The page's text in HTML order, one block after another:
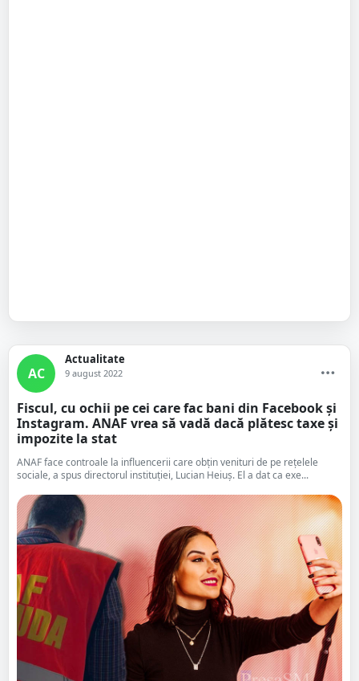
AC
Actualitate
9 august 2022
Fiscul, cu ochii pe cei care fac bani din Facebook și
Instagram. ANAF vrea să vadă dacă plătesc taxe și
impozite la stat
ANAF face controale la influencerii care obțin venituri de pe rețelele
sociale, a spus directorul instituției, Lucian Heiuș. El a dat ca exe...